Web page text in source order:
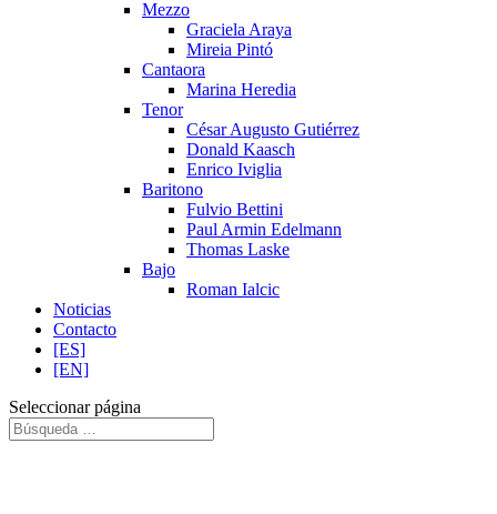
Mezzo
Graciela Araya
Mireia Pintó
Cantaora
Marina Heredia
Tenor
César Augusto Gutiérrez
Donald Kaasch
Enrico Iviglia
Baritono
Fulvio Bettini
Paul Armin Edelmann
Thomas Laske
Bajo
Roman Ialcic
Noticias
Contacto
[ES]
[EN]
Seleccionar página